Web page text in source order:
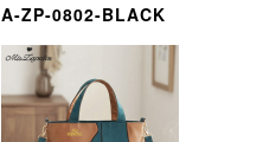
A-ZP-0802-BLACK